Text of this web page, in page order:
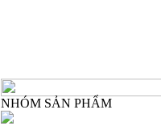
NHÓM SẢN PHẨM